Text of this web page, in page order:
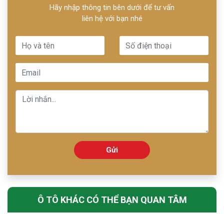
Hãy nhập thông tin bên dưới để tư vấn
liên hệ với bạn nhé
Gửi
Ô TÔ KHÁC CÓ THỂ BẠN QUAN TÂM